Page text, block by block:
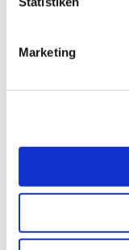
Marketing